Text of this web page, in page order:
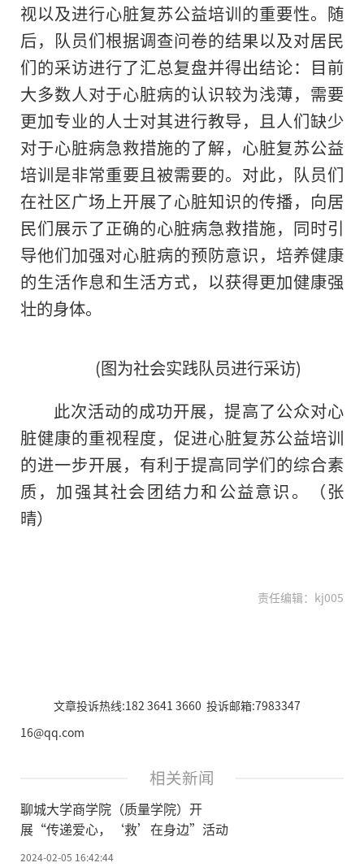
视以及进行心脏复苏公益培训的重要性。随
后，队员们根据调查问卷的结果以及对居民
们的采访进行了汇总复盘并得出结论：目前
大多数人对于心脏病的认识较为浅薄，需要
更加专业的人士对其进行教导，且人们缺少
对于心脏病急救措施的了解，心脏复苏公益
培训是非常重要且被需要的。对此，队员们
在社区广场上开展了心脏知识的传播，向居
民们展示了正确的心脏病急救措施，同时引
导他们加强对心脏病的预防意识，培养健康
的生活作息和生活方式，以获得更加健康强
壮的身体。
(图为社会实践队员进行采访)
此次活动的成功开展，提高了公众对心
脏健康的重视程度，促进心脏复苏公益培训
的进一步开展，有利于提高同学们的综合素
质，加强其社会团结力和公益意识。（张
晴）
责任编辑：kj005
文章投诉热线:182 3641 3660 投诉邮箱:7983347
16@qq.com
相关新闻
聊城大学商学院（质量学院）开
展“传递爱心，‘救’在身边”活动
2024-02-05 16:42:44